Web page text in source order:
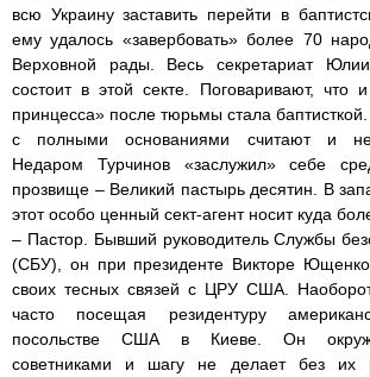
всю Украину заставить перейти в
ему удалось «завербовать» более 70
Верховной рады. Весь секретариат
состоит в этой секте. Поговаривают, что
принцесса» после тюрьмы стала
с полными основаниями считают и
Недаром Турчинов «заслужил» себе
прозвище – Великий пастырь десятин. В
этот особо ценный сект-агент носит куда
– Пастор. Бывший руководитель Службы
(СБУ), он при президенте Викторе
своих тесных связей с ЦРУ США.
часто посещая резидентуру
посольстве США в Киеве. Он
советниками и шагу не делает без их